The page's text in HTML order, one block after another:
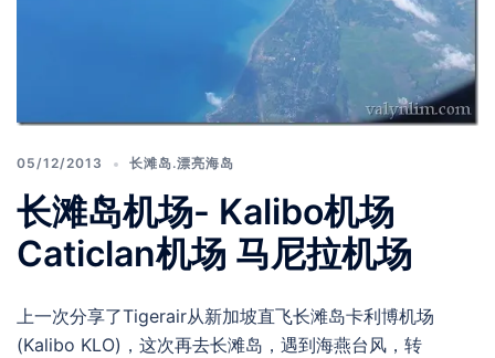
05/12/2013 长滩岛.漂亮海岛
长滩岛机场- Kalibo机场
Caticlan机场 马尼拉机场
上一次分享了Tigerair从新加坡直飞长滩岛卡利博机场
(Kalibo KLO)，这次再去长滩岛，遇到海燕台风，转